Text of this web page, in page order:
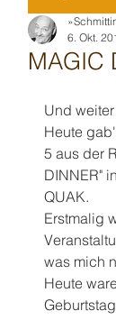
MAGIC
6. Okt.
Und
Heute
5 aus der
DINNER"
QUAK.
Erstmalig
was mich
Heute